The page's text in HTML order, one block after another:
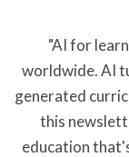
"AI for
worldwide. AI
generated
this
education